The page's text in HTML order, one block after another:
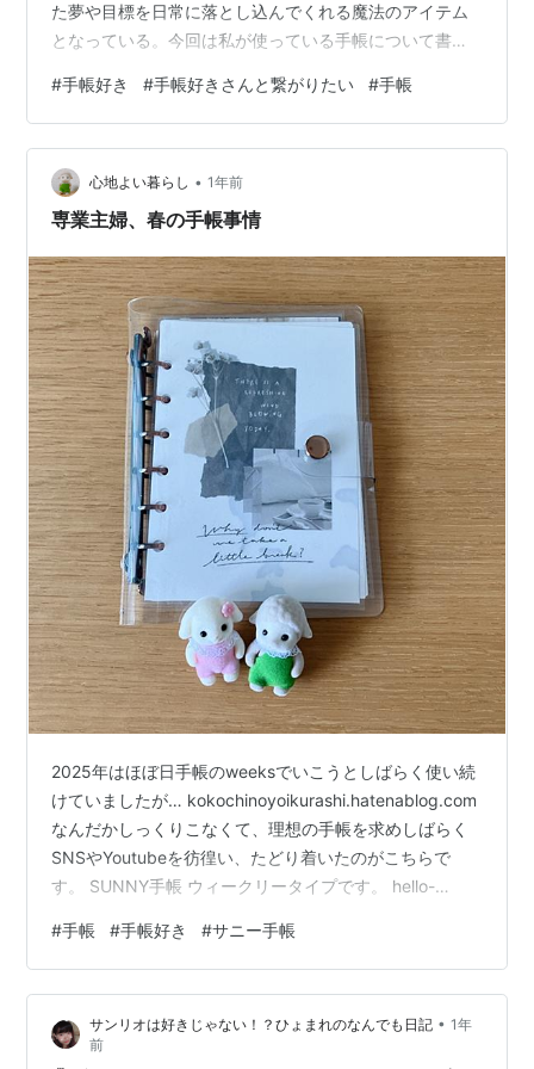
た夢や目標を日常に落とし込んでくれる魔法のアイテム
となっている。今回は私が使っている手帳について書い
日々のスケジュール管理、未来の予定の管理に使ってい
る。24時間のバーチカル表記がとても便利。2019年に手
帳好きな友人から「これいいよ」と勧められてからずっ
と使っている。 コロナが流行っていた時に数日前どこい
ったっけ？？という行動記録も全部ジブン手帳で確認し
#手帳好き #手帳好きさんと繋がりたい #手帳
心地よい暮らし • 1年前
専業主婦、春の手帳事情
2025年はほぼ日手帳のweeksでいこうとしばらく使い続
けていましたが… kokochinoyoikurashi.hatenablog.com
なんだかしっくりこなくて、理想の手帳を求めしばらく
SNSやYoutubeを彷徨い、たどり着いたのがこちらで
す。 SUNNY手帳 ウィークリータイプです。 hello-
きな感じだったのですが、ほぼ日手帳を使ってみたいと
いうこともあり、2025年はほぼ日手帳を購入して使って
いました。 kokochinoyoikurashi.hatenablog.com です
が、やっぱり私はバーチカルタイプ…
#手帳 #手帳好き #サニー手帳
サンリオは好きじゃない！？ひょまれのなんでも日記 • 1年
前